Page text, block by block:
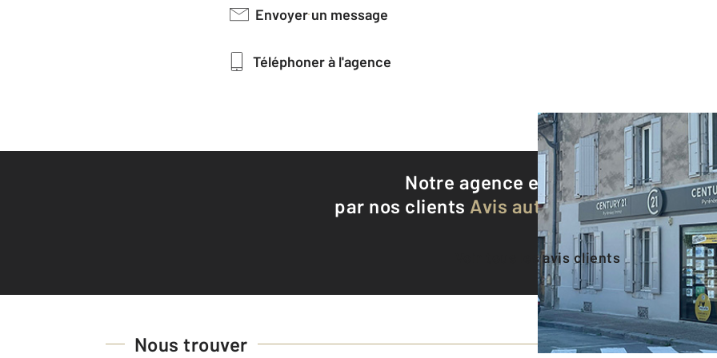
Envoyer un message
Téléphoner à l'agence
Notre agence est notée9,3/10
par nos clients Avis authentifiés par
Voir tous les avis clients
Nous trouver